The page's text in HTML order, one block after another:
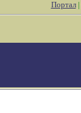
Портал|